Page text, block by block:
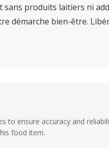
sans produits laitiers ni
démarche bien-être.
to ensure accuracy and
food item.